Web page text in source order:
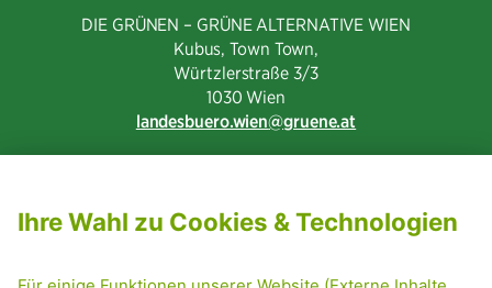
DIE GRÜNEN – GRÜNE ALTERNATIVE WIEN
Kubus, Town Town,
Würtzlerstraße 3/3​
1030 Wien
landesbuero.wien
gruene.at
PRESSE